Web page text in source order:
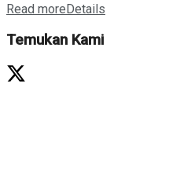
Read moreDetails
Temukan Kami